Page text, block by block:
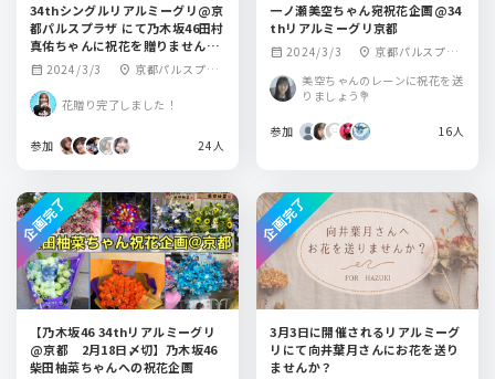
34thシングルリアルミーグリ@京
都パルスプラザ にて乃木坂46田村
真佑ちゃんに祝花を贈りません
か？
calendar_month 2024/3/3 location_on 京都パルスプラ
花贈り完了しました！
参加 24人
一ノ瀬美空ちゃん宛祝花企画@34
thリアルミーグリ京都
calendar_month 2024/3/3 location_on 京都パルスプラ
美空ちゃんのレーンに祝花を送
りましょう💐
参加 16人
【乃木坂46 34thリアルミーグリ
@京都 2月18日〆切】乃木坂46
柴田柚菜ちゃんへの祝花企画
企画完了
3月3日に開催されるリアルミーグ
リにて向井葉月さんにお花を送り
ませんか？
企画完了